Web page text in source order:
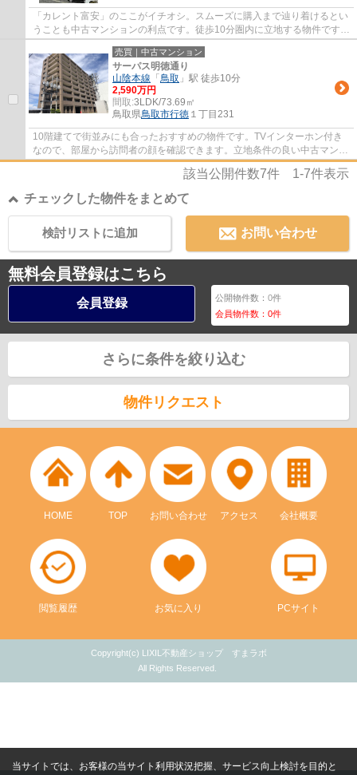
「カレント富安」のここがイチオシ。スムーズに購入まで辿り着けるとい
うことも中古マンションの利点です。徒歩10分圏内に立地する物件です。
この物件は15階建てとなっており、見晴ら...
売買｜中古マンション
サーパス明徳通り
山陰本線 「鳥取 」駅 徒歩10分
2,590万円
間取:3LDK/73.69㎡
鳥取県鳥取市行徳 １丁目231
10階建てで街並みにも合ったおすすめの物件です。TVインターホン付き
なので、部屋から訪問者の顔を確認できます。立地条件の良い中古マンシ
ョンは生活の質を高めてくれます。鳥取市の...
該当公開件数7件 1-7件表示
チェックした物件をまとめて
お問い合わせ
検討リストに追加
無料会員登録はこちら
会員登録 公開物件数：0件
会員物件数：0件
さらに条件を絞り込む
物件リクエスト
HOME TOP お問い合わせ アクセス 会社概要
閲覧履歴 お気に入り PCサイト
Copyright(c) LIXIL不動産ショップ すまラボ
All Rights Reserved.
当サイトでは、お客様の当サイト利用状況把握、サービス向上検討を目的と